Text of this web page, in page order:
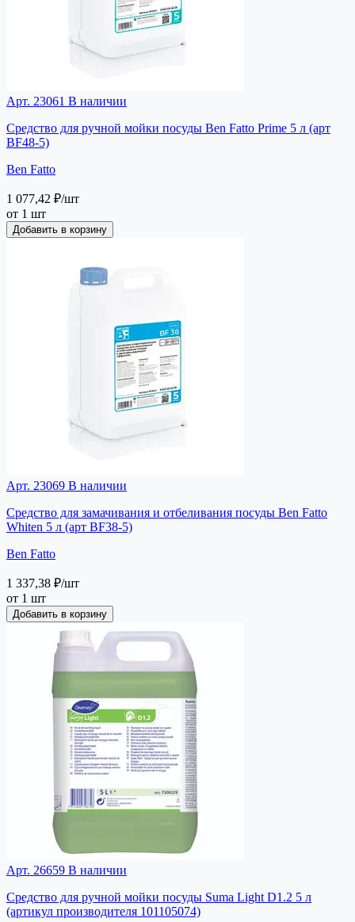
Арт. 23061 В наличии
Средство для ручной мойки посуды Ben Fatto Prime 5 л (арт
BF48-5)
Ben Fatto
1 077,42 ₽/шт
от 1 шт
Добавить в корзину
Арт. 23069 В наличии
Средство для замачивания и отбеливания посуды Ben Fatto
Whiten 5 л (арт BF38-5)
Ben Fatto
1 337,38 ₽/шт
от 1 шт
Добавить в корзину
Арт. 26659 В наличии
Средство для ручной мойки посуды Suma Light D1.2 5 л
(артикул производителя 101105074)